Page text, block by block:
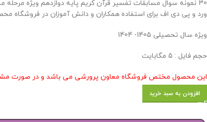
ورد و پی دی اف برای استفاده همکاران و دانش آموزان در فروشگاه
ویژه سال تحصیلی 1405- 1404
حجم فایل : 5 مگابایت
این محصول مختص فروشگاه معاون پرورشی می باشد و در صورت
افزودن به سبد خرید